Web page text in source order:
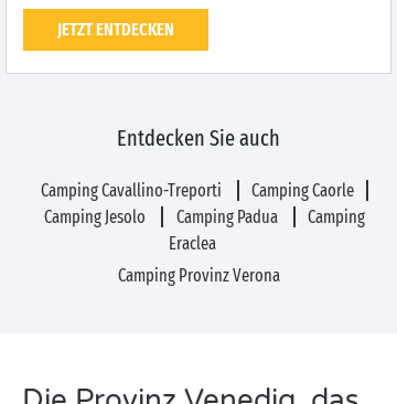
JETZT ENTDECKEN
Entdecken Sie auch
Camping Cavallino-Treporti
Camping Caorle
Camping Jesolo
Camping Padua
Camping
Eraclea
Camping Provinz Verona